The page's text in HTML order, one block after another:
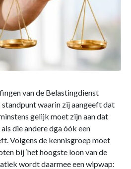
van de Belastingdienst
waarin zij aangeeft dat
gelijk moet zijn aan dat
die andere dga óók een
Volgens de kennisgroep moet
bij ‘het hoogste loon van de
wordt daarmee een wipwap: